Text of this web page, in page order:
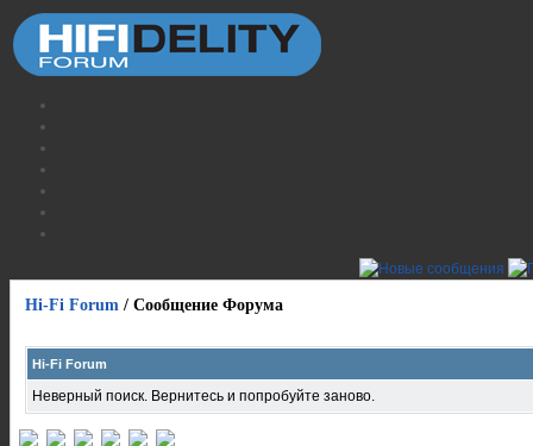
Hi-Fi Forum / Сообщение Форума
Hi-Fi Forum
Неверный поиск. Вернитесь и попробуйте заново.